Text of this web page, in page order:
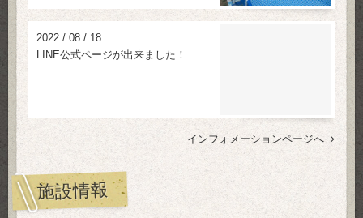
2022 / 08 / 18
LINE公式ページが出来ました！
インフォメーションページへ
施設情報